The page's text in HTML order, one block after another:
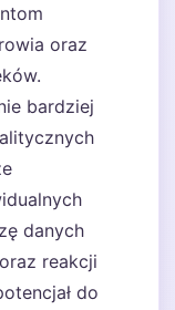
oraz
bardziej
danych
reakcji
do